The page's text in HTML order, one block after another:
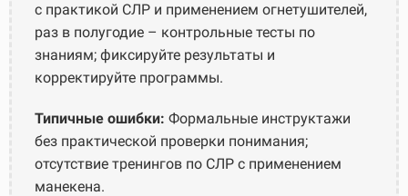
с практикой СЛР и применением огнетушителей,
раз в полугодие – контрольные тесты по
знаниям; фиксируйте результаты и
корректируйте программы.
Типичные ошибки: Формальные инструктажи
без практической проверки понимания;
отсутствие тренингов по СЛР с применением
манекена.